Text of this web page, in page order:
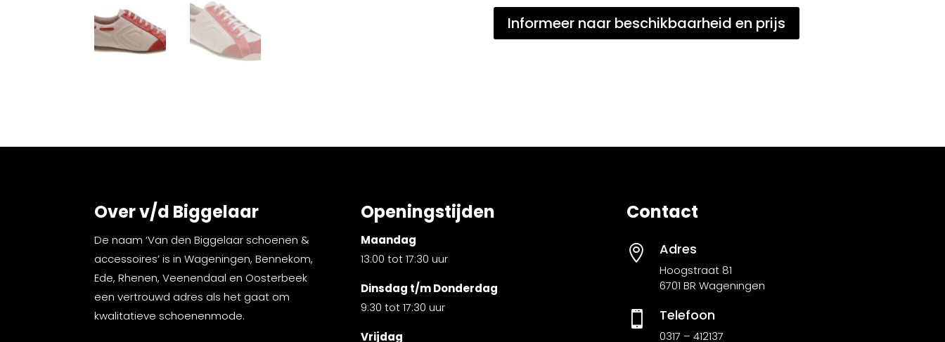
Informeer naar beschikbaarheid en prijs
Over v/d Biggelaar
De naam ‘Van den Biggelaar schoenen &
accessoires’ is in Wageningen, Bennekom,
Ede, Rhenen, Veenendaal en Oosterbeek
een vertrouwd adres als het gaat om
kwalitatieve schoenenmode.
Openingstijden
Maandag
13:00 tot 17:30 uur
Dinsdag t/m Donderdag
9:30 tot 17:30 uur
Vrijdag
Contact
 Adres
Hoogstraat 81
6701 BR Wageningen
 Telefoon
0317 – 412137